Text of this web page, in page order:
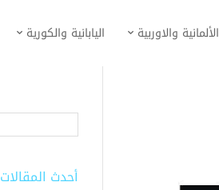
الألمانية والاوربية اليابانية والكورية
أحدث المقالات